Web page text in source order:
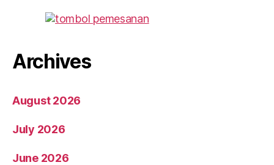
Archives
August 2026
July 2026
June 2026